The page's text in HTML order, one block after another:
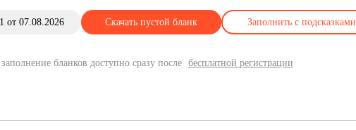
от 07.08.2026 Скачать пустой бланк Заполнить с подсказками
бланков доступно сразу после бесплатной регистрации